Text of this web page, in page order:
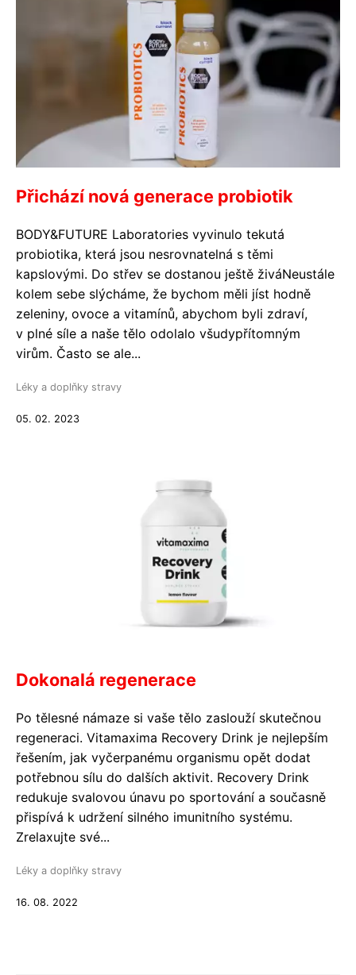
Přichází nová generace probiotik
BODY&FUTURE Laboratories vyvinulo tekutá
probiotika, která jsou nesrovnatelná s těmi
kapslovými. Do střev se dostanou ještě živáNeustále
kolem sebe slýcháme, že bychom měli jíst hodně
zeleniny, ovoce a vitamínů, abychom byli zdraví,
v plné síle a naše tělo odolalo všudypřítomným
virům. Často se ale...
Léky a doplňky stravy
05. 02. 2023
Dokonalá regenerace
Po tělesné námaze si vaše tělo zaslouží skutečnou
regeneraci. Vitamaxima Recovery Drink je nejlepším
řešením, jak vyčerpanému organismu opět dodat
potřebnou sílu do dalších aktivit. Recovery Drink
redukuje svalovou únavu po sportování a současně
přispívá k udržení silného imunitního systému.
Zrelaxujte své...
Léky a doplňky stravy
16. 08. 2022